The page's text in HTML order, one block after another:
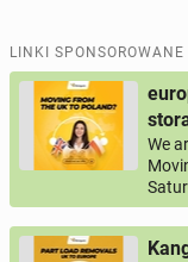
LINKI SPONSOROWANE
We